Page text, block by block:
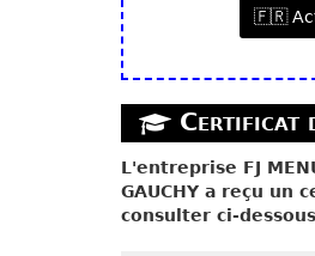
🇫🇷
Certificat
L'entreprise FJ
GAUCHY a reçu un
consulter ci-